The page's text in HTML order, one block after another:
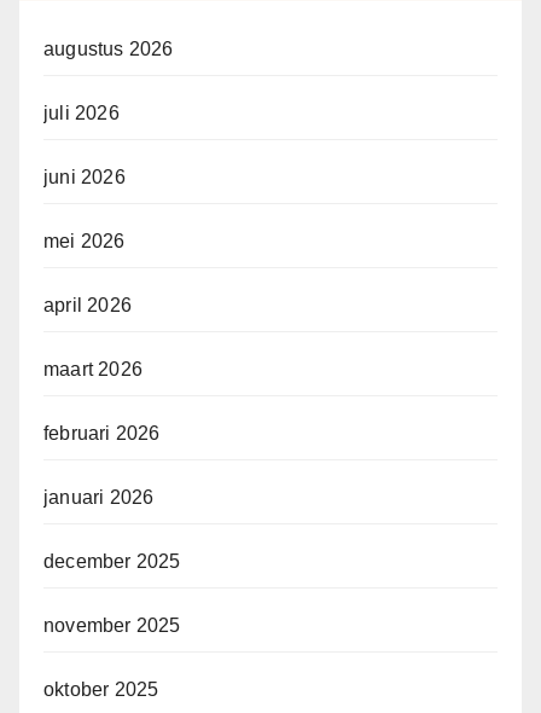
augustus 2026
juli 2026
juni 2026
mei 2026
april 2026
maart 2026
februari 2026
januari 2026
december 2025
november 2025
oktober 2025